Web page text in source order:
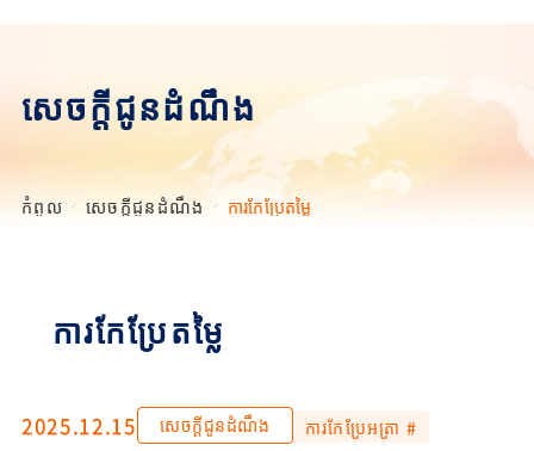
សេចក្តីជូនដំណឹង
កំពូល សេចក្តីជូនដំណឹង ការកែប្រែតម្លៃ
ការកែប្រែតម្លៃ
2025.12.15 សេចក្តីជូនដំណឹង ការកែប្រែអត្រា #